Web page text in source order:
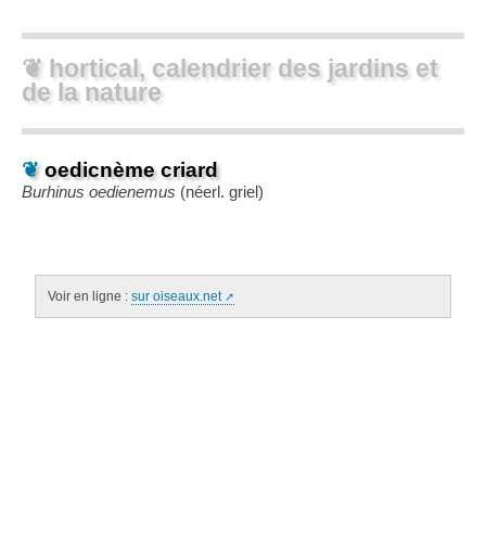
❦ hortical, calendrier des jardins et
de la nature
❦oedicnème criard
Burhinus oedienemus (néerl. griel)
Voir en ligne : sur oiseaux.net